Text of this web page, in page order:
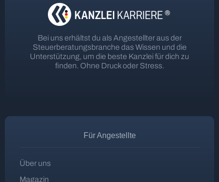
Bei uns erhältst du als Angestellter aus der
Steuerberatungsbranche das Wissen und die
Unterstützung, um die beste Kanzlei für dich zu
finden. Ohne Druck oder Stress.
Für Angestellte
Über uns
Magazin